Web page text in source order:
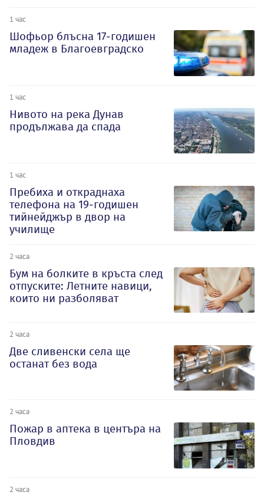
1 час
Шофьор блъсна 17-годишен
младеж в Благоевградско
1 час
Нивото на река Дунав
продължава да спада
1 час
Пребиха и откраднаха
телефона на 19-годишен
тийнейджър в двор на
училище
2 часа
Бум на болките в кръста след
отпуските: Летните навици,
които ни разболяват
2 часа
Две сливенски села ще
останат без вода
2 часа
Пожар в аптека в центъра на
Пловдив
2 часа